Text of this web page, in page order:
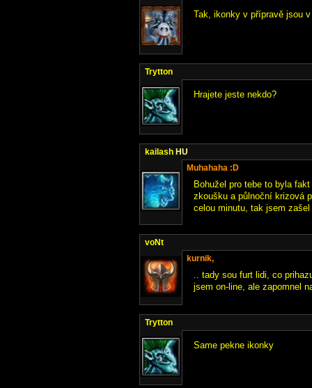
Tak, ikonky v přípravě jsou
Trytton
Hrajete jeste nekdo?
kailash HU
Muhahaha :D
Bohužel pro tebe to byla
zkoušku a půlnoční krizová
celou minutu, tak jsem
voNt
kurnik,
.. tady sou furt lidi, co
jsem on-line, ale zapomnel
Trytton
Same pekne ikonky